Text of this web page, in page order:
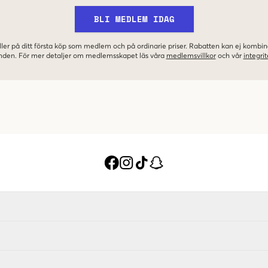
BLI MEDLEM IDAG
på ditt första köp som medlem och på ordinarie priser. Rabatten kan ej
För mer detaljer om medlemsskapet läs våra medlemsvillkor och vår